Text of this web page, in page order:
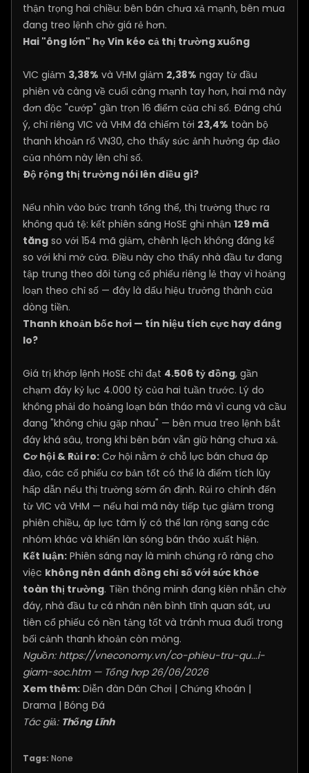
thận trọng hai chiều: bên bán chưa xả mạnh, bên mua
đang treo lệnh chờ giá rẻ hơn.
Hai "ông lớn" họ Vin kéo cả thị trường xuống
VIC giảm 3,38% và VHM giảm 2,38% ngay từ đầu
phiên và càng về cuối càng mạnh tay hơn, hai mã này
đơn độc "cướp" gần trọn 16 điểm của chỉ số. Đáng chú
ý, chỉ riêng VIC và VHM đã chiếm tới 23,4% toàn bộ
thanh khoản rổ VN30, cho thấy sức ảnh hưởng áp đảo
của nhóm này lên chỉ số.
Độ rộng thị trường nói lên điều gì?
Nếu nhìn vào bức tranh tổng thể, thị trường thực ra
không quá tệ: kết phiên sáng HoSE ghi nhận 129 mã
tăng so với 154 mã giảm, chênh lệch không đáng kể
so với khi mở cửa. Điều này cho thấy nhà đầu tư đang
tập trung theo dõi từng cổ phiếu riêng lẻ thay vì hoảng
loạn theo chỉ số — đây là dấu hiệu trưởng thành của
dòng tiền.
Thanh khoản bốc hơi — tín hiệu tích cực hay đáng
lo?
Giá trị khớp lệnh HoSE chỉ đạt 4.506 tỷ đồng, gần
chạm đáy kỷ lục 4.000 tỷ của hai tuần trước. Lý do
không phải do hoảng loạn bán tháo mà vì cung và cầu
đang "không chịu gặp nhau" — bên mua treo lệnh bắt
đáy khá sâu, trong khi bên bán vẫn giữ hàng chưa xả.
Cơ hội & Rủi ro: Cơ hội nằm ở chỗ lực bán chưa áp
đảo, các cổ phiếu cơ bản tốt có thể là điểm tích lũy
hấp dẫn nếu thị trường sớm ổn định. Rủi ro chính đến
từ VIC và VHM — nếu hai mã này tiếp tục giảm trong
phiên chiều, áp lực tâm lý có thể lan rộng sang các
nhóm khác và khiến làn sóng bán tháo xuất hiện.
Kết luận: Phiên sáng nay là minh chứng rõ ràng cho
việc không nên đánh đồng chỉ số với sức khỏe
toàn thị trường. Tiền thông minh đang kiên nhẫn chờ
đáy, nhà đầu tư cá nhân nên bình tĩnh quan sát, ưu
tiên cổ phiếu có nền tảng tốt và tránh mua đuổi trong
bối cảnh thanh khoản còn mỏng.
Nguồn: https://vneconomy.vn/co-phieu-tru-qu...i-
giam-soc.htm— Tổng hợp 26/06/2026
Xem thêm: Diễn đàn Dân Chơi | Chứng Khoán |
Drama | Bóng Đá
Tác giả: Thống Lĩnh
Tags: None